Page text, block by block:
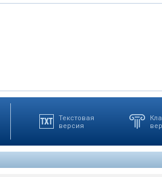
Текстовая
версия
и всея Руси Кирилл во время
с архиепископом
II